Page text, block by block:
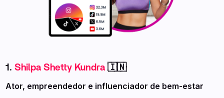
1.Shilpa Shetty Kundra🇮🇳
Ator, empreendedor e influenciador de bem-estar